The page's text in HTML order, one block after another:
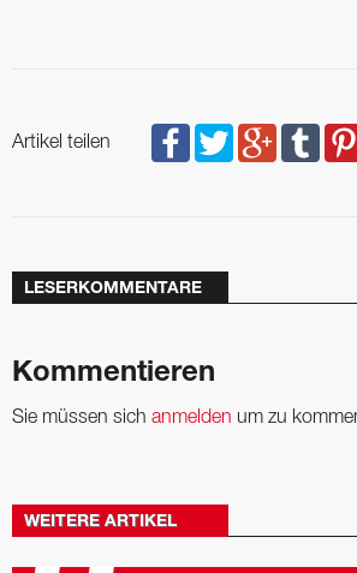
Artikel teilen
LESERKOMMENTARE
Kommentieren
Sie müssen sich anmelden um zu
WEITERE ARTIKEL